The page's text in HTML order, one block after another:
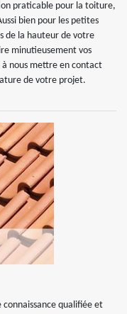
praticable pour la toiture,
bien pour les petites
de la hauteur de votre
minutieusement vos
à nous mettre en contact
de votre projet.
connaissance qualifiée et